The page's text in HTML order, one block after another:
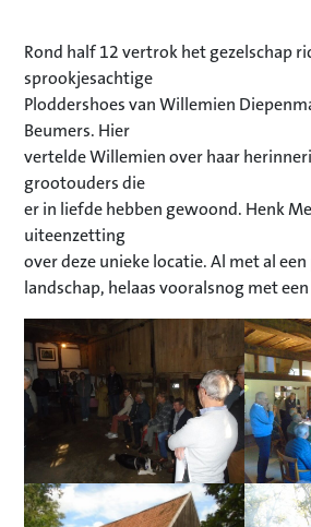
Rond half 12 vertrok het gezelschap
sprookjesachtige
Ploddershoes van Willemien
Beumers. Hier
vertelde Willemien over haar
grootouders die
er in liefde hebben gewoond. Henk
uiteenzetting
over deze unieke locatie. Al met al
landschap, helaas vooralsnog met